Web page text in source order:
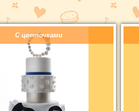
С цветочками